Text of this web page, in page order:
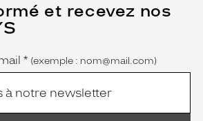
et recevez nos
* (exemple : nom@mail.com)